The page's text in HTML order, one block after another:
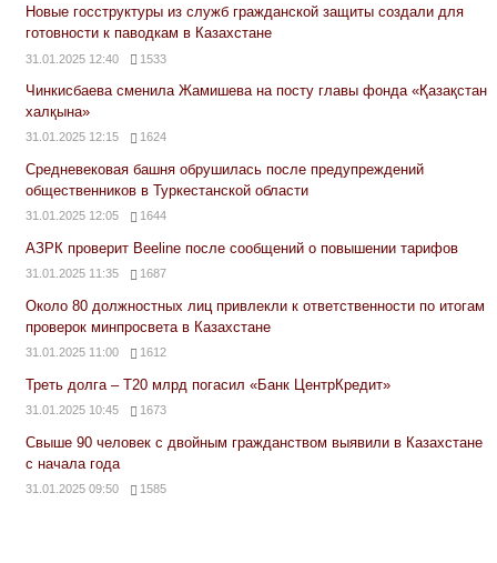
Новые госструктуры из служб гражданской защиты создали для
готовности к паводкам в Казахстане
31.01.2025 12:40 1533
Чинкисбаева сменила Жамишева на посту главы фонда «Қазақстан
халқына»
31.01.2025 12:15 1624
Средневековая башня обрушилась после предупреждений
общественников в Туркестанской области
31.01.2025 12:05 1644
АЗРК проверит Beeline после сообщений о повышении тарифов
31.01.2025 11:35 1687
Около 80 должностных лиц привлекли к ответственности по итогам
проверок минпросвета в Казахстане
31.01.2025 11:00 1612
Треть долга – Т20 млрд погасил «Банк ЦентрКредит»
31.01.2025 10:45 1673
Свыше 90 человек с двойным гражданством выявили в Казахстане
с начала года
31.01.2025 09:50 1585